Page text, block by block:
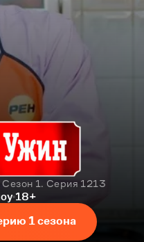
1. Серия 1213
18+
1 сезона